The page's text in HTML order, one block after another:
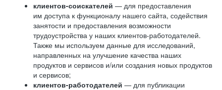
клиентов-соискателей — для предоставления
им доступа к функционалу нашего сайта, содействия
занятости и предоставления возможности
трудоустройства у наших клиентов-работодателей.
Также мы используем данные для исследований,
направленных на улучшение качества наших
продуктов и сервисов и/или создания новых продуктов
и сервисов;
клиентов-работодателей — для публикации